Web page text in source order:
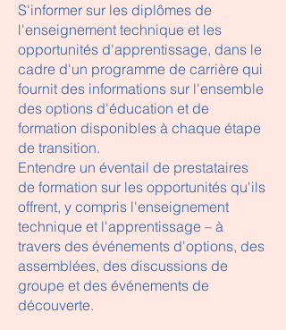
S'informer sur les diplômes de
l'enseignement technique et les
opportunités d'apprentissage, dans le
cadre d'un programme de carrière qui
fournit des informations sur l'ensemble
des options d'éducation et de
formation disponibles à chaque étape
de transition.
Entendre un éventail de prestataires
de formation sur les opportunités qu'ils
offrent, y compris l'enseignement
technique et l'apprentissage – à
travers des événements d'options, des
assemblées, des discussions de
groupe et des événements de
découverte.